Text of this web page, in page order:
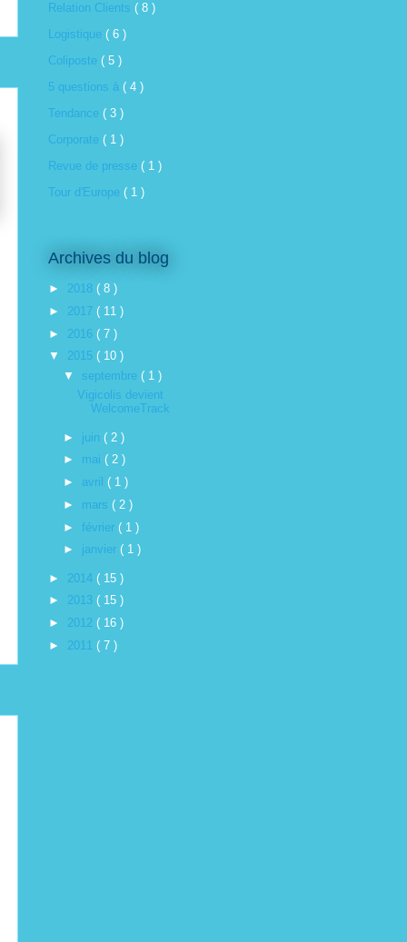
Relation Clients ( 8 )
Logistique ( 6 )
Coliposte ( 5 )
5 questions à ( 4 )
Tendance ( 3 )
Corporate ( 1 )
Revue de presse ( 1 )
Tour d'Europe ( 1 )
Archives du blog
► 2018 ( 8 )
► 2017 ( 11 )
► 2016 ( 7 )
▼ 2015 ( 10 )
▼ septembre ( 1 )
Vigicolis devient
WelcomeTrack
► juin ( 2 )
► mai ( 2 )
► avril ( 1 )
► mars ( 2 )
► février ( 1 )
► janvier ( 1 )
► 2014 ( 15 )
► 2013 ( 15 )
► 2012 ( 16 )
► 2011 ( 7 )